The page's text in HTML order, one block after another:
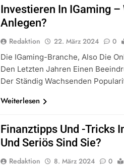
Investieren In IGaming –
Anlegen?
Redaktion 22. März 2024 0
Die IGaming-Branche, Also Die
Den Letzten Jahren Einen
Der Ständig Wachsenden
Weiterlesen
Finanztipps Und -tricks
Und Seriös Sind Sie?
Redaktion 8. März 2024 0